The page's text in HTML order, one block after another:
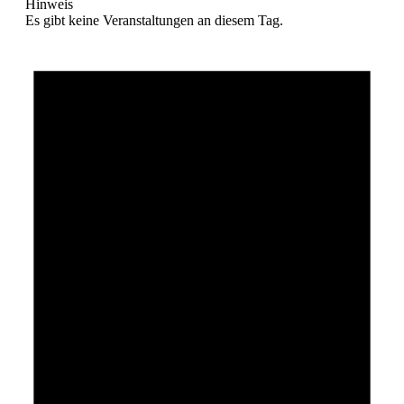
Hinweis
Es gibt keine Veranstaltungen an diesem Tag.